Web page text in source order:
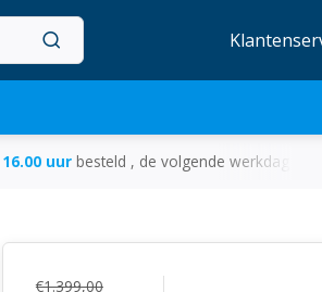
16.00 uur besteld , de volgende werkdag in
€1.399,00